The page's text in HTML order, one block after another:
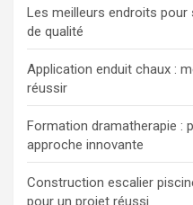
Les meilleurs endroits pour
de qualité
Application enduit chaux :
réussir
Formation dramatherapie :
approche innovante
Construction escalier
pour un projet réussi